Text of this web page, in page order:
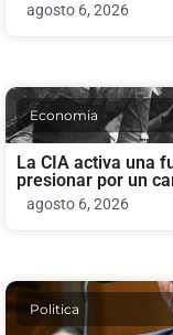
agosto 6, 2026
Economia
La CIA activa una
presionar por un
agosto 6, 2026
Politica